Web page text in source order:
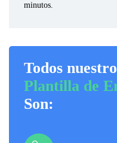
minutos.
Todos
Plantilla de
Son: